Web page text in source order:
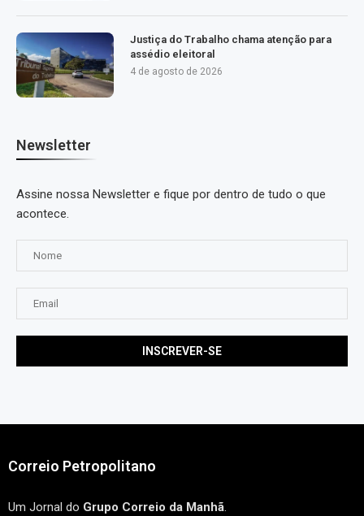
Justiça do Trabalho chama atenção para
assédio eleitoral
4 de agosto de 2026
Newsletter
Assine nossa Newsletter e fique por dentro de tudo o que
acontece.
Correio Petropolitano
Um Jornal do Grupo Correio da Manhã.